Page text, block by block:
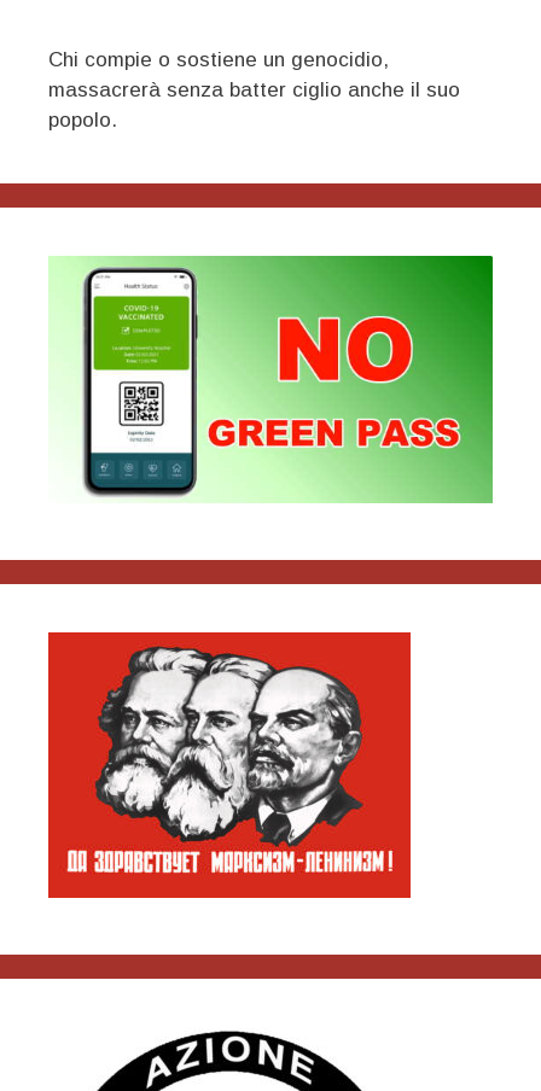
Chi compie o sostiene un genocidio,
massacrerà senza batter ciglio anche il suo
popolo.